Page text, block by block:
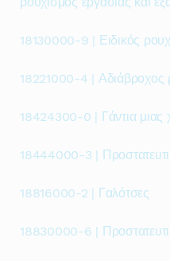
18130000-9 | Ειδικός
18221000-4 | Αδιάβροχος
18424300-0 | Γάντια μιας
18444000-3 |
18816000-2 | Γαλότσες
18830000-6 |